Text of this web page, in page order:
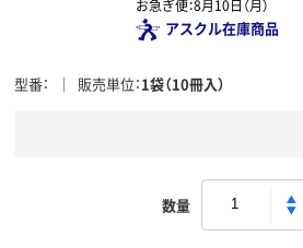
お急ぎ便：8月10日（月）
アスクル在庫商品
型番 販売単位 1袋（10冊入）
数量